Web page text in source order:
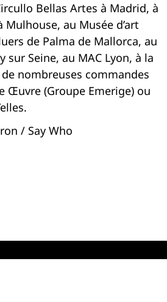
Bellas Artes à Madrid, à
au Musée d’art
de Palma de Mallorca, au
sur Seine, au MAC Lyon, à la
nombreuses commandes
Œuvre (Groupe Emerige) ou
/ Say Who